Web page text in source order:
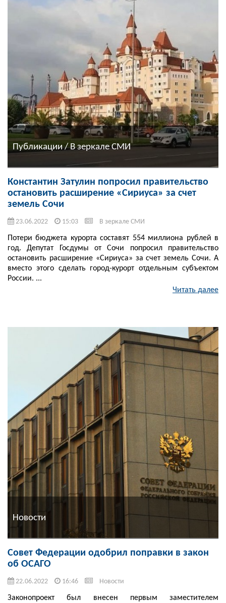
Публикации / В зеркале СМИ
Константин Затулин попросил правительство
остановить расширение «Сириуса» за счет
земель Сочи
23.06.2022 15:03 В зеркале СМИ
Потери бюджета курорта составят 554 миллиона рублей в
год. Депутат Госдумы от Сочи попросил правительство
остановить расширение «Сириуса» за счет земель Сочи. А
вместо этого сделать город-курорт отдельным субъектом
России. ...
Читать далее
Новости
Совет Федерации одобрил поправки в закон
об ОСАГО
22.06.2022 16:46 Новости
Законопроект был внесен первым заместителем